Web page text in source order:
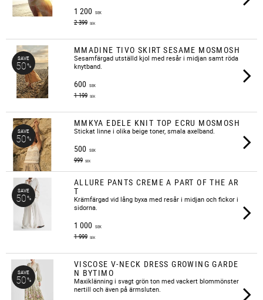
1 200 SEK
2 399 SEK
MMADINE TIVO SKIRT SESAME MOSMOSH
​Sesamfärgad utställd kjol med resår i midjan samt röda
knytband.
600 SEK
1 199 SEK
SAVE
50%
MMKYA EDELE KNIT TOP ECRU MOSMOSH
Stickat linne i olika beige toner, smala axelband.
500 SEK
999 SEK
SAVE
50%
ALLURE PANTS CREME A PART OF THE AR
T
Krämfärgad vid lång byxa med resår i midjan och fickor i
sidorna.
1 000 SEK
1 999 SEK
SAVE
50%
VISCOSE V-NECK DRESS GROWING GARDE
N BYTIMO
Maxiklänning i svagt grön ton med vackert blommönster
nertill och även på ärmsluten.
SAVE
50%